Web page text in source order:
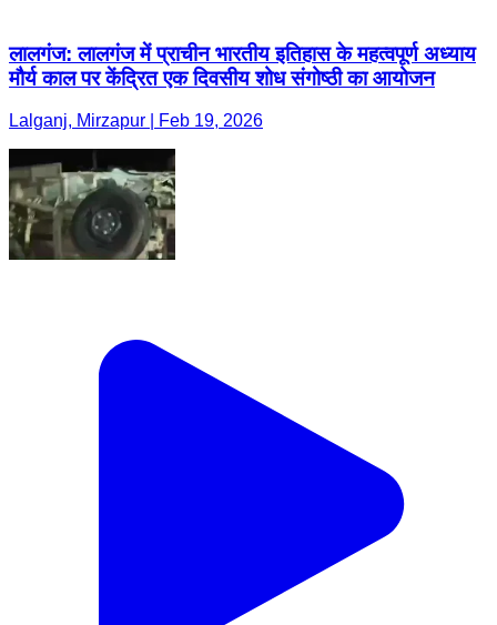
लालगंज: लालगंज में प्राचीन भारतीय इतिहास के महत्वपूर्ण अध्याय
मौर्य काल पर केंद्रित एक दिवसीय शोध संगोष्ठी का आयोजन
Lalganj, Mirzapur | Feb 19, 2026